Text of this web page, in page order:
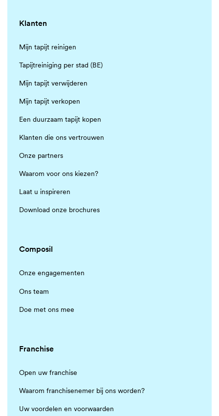
Klanten
Mijn tapijt reinigen
Tapijtreiniging per stad (BE)
Mijn tapijt verwijderen
Mijn tapijt verkopen
Een duurzaam tapijt kopen
Klanten die ons vertrouwen
Onze partners
Waarom voor ons kiezen?
Laat u inspireren
Download onze brochures
Composil
Onze engagementen
Ons team
Doe met ons mee
Franchise
Open uw franchise
Waarom franchisenemer bij ons worden?
Uw voordelen en voorwaarden